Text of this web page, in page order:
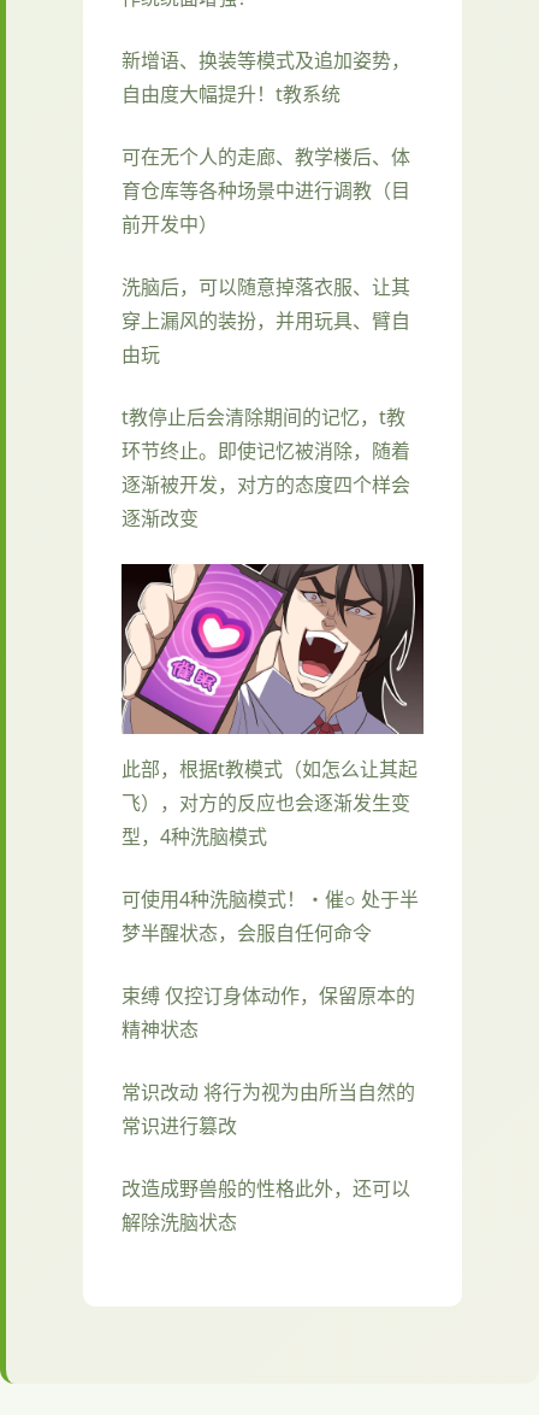
新增语、换装等模式及追加姿势，
自由度大幅提升！t教系统
可在无个人的走廊、教学楼后、体
育仓库等各种场景中进行调教（目
前开发中）
洗脑后，可以随意掉落衣服、让其
穿上漏风的装扮，并用玩具、臂自
由玩
t教停止后会清除期间的记忆，t教
环节终止。即使记忆被消除，随着
逐渐被开发，对方的态度四个样会
逐渐改变
此部，根据t教模式（如怎么让其起
飞），对方的反应也会逐渐发生变
型，4种洗脑模式
可使用4种洗脑模式！・催○ 处于半
梦半醒状态，会服自任何命令
束缚 仅控订身体动作，保留原本的
精神状态
常识改动 将行为视为由所当自然的
常识进行篡改
改造成野兽般的性格此外，还可以
解除洗脑状态